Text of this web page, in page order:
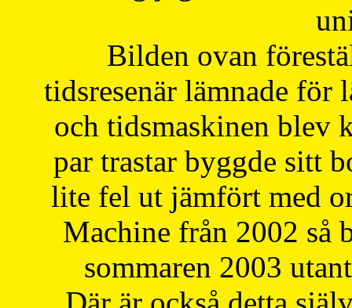
Bilden ovan
tidsresenär lämnade för
och tidsmaskinen blev
par trastar byggde sitt
lite fel ut jämfört med
Machine från 2002 så
sommaren 2003